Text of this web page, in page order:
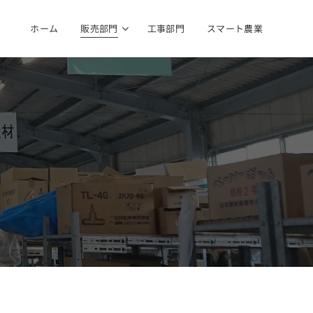
ホーム 販売部門 工事部門 スマート農業